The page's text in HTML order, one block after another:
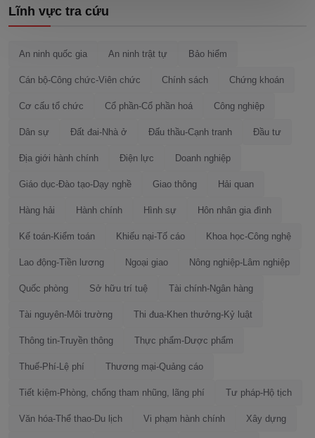
Lĩnh vực tra cứu
An ninh quốc gia An ninh trật tự Bảo hiểm
Cán bộ-Công chức-Viên chức Chính sách Chứng khoán
Cơ cấu tổ chức Cổ phần-Cổ phần hoá Công nghiệp
Dân sự Đất đai-Nhà ở Đấu thầu-Cạnh tranh Đầu tư
Địa giới hành chính Điện lực Doanh nghiệp
Giáo dục-Đào tạo-Dạy nghề Giao thông Hải quan
Hàng hải Hành chính Hình sự Hôn nhân gia đình
Kế toán-Kiểm toán Khiếu nại-Tố cáo Khoa học-Công nghệ
Lao động-Tiền lương Ngoại giao Nông nghiệp-Lâm nghiệp
Quốc phòng Sở hữu trí tuệ Tài chính-Ngân hàng
Tài nguyên-Môi trường Thi đua-Khen thưởng-Kỷ luật
Thông tin-Truyền thông Thực phẩm-Dược phẩm
Thuế-Phí-Lệ phí Thương mại-Quảng cáo
Tiết kiệm-Phòng, chống tham nhũng, lãng phí Tư pháp-Hộ tịch
Văn hóa-Thể thao-Du lịch Vi phạm hành chính Xây dựng